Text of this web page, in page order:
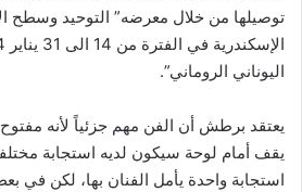
توصيلها من خلال معرضه” التوحيد وسطح
اليوناني الروماني”.
يعتقد برطش أن الفن مهم جزئياً لأنه
يقف أمام لوحة سيكون لديه استجابة
استجابة واحدة يأمل الفنان بها، لكن في